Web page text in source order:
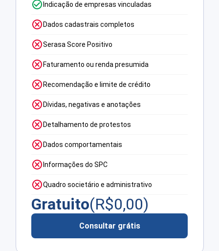
Indicação de empresas vinculadas
Dados cadastrais completos
Serasa Score Positivo
Faturamento ou renda presumida
Recomendação e limite de crédito
Dívidas, negativas e anotações
Detalhamento de protestos
Dados comportamentais
Informações do SPC
Quadro societário e administrativo
Gratuito(R$0,00)
Consultar grátis